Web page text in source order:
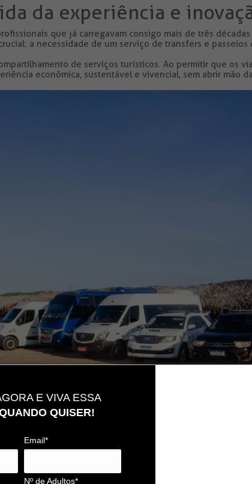
E VIVA ESSA
QUISER!
Email*
Nº de Adultos*
da experiência e
que já carregavam consigo mais de três
a necessidade de um serviço de transfers e
de serviços turísticos. Ao permitir que os
econômica, sustentável e vivencial, sem abrir mão